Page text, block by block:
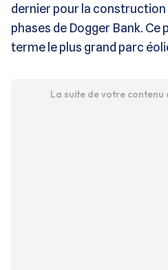
dernier pour la construction
phases de Dogger Bank.
terme le plus grand parc
La suite de votre